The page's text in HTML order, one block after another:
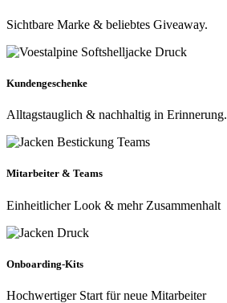
Sichtbare Marke & beliebtes Giveaway.
Kundengeschenke
Alltagstauglich & nachhaltig in Erinnerung.
Mitarbeiter & Teams
Einheitlicher Look & mehr Zusammenhalt
Onboarding-Kits
Hochwertiger Start für neue Mitarbeiter